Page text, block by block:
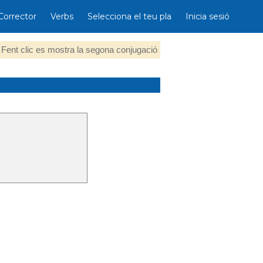
Verbs Selecciona el teu pla Inicia sesió
Fent clic es mostra la segona conjugació